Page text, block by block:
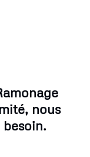
nous